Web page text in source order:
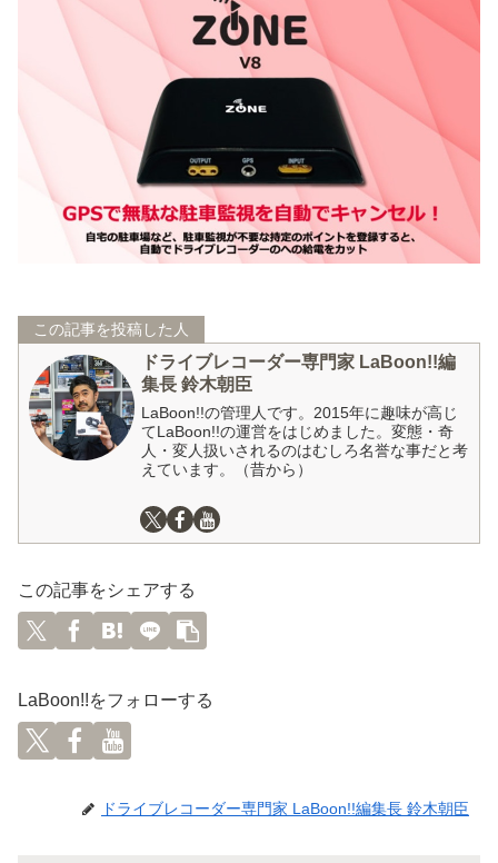
この記事を投稿した人
ドライブレコーダー専門家 LaBoon!!編
集長 鈴木朝臣
LaBoon!!の管理人です。2015年に趣味が高じ
てLaBoon!!の運営をはじめました。変態・奇
人・変人扱いされるのはむしろ名誉な事だと考
えています。（昔から）
この記事をシェアする
LaBoon!!をフォローする
ドライブレコーダー専門家 LaBoon!!編集長 鈴木朝臣